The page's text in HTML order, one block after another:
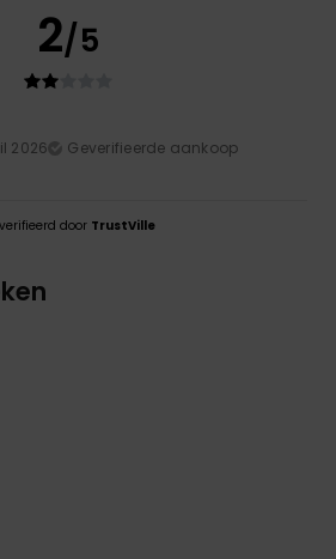
2/5
2026
Geverifieerde aankoop
door TrustVille